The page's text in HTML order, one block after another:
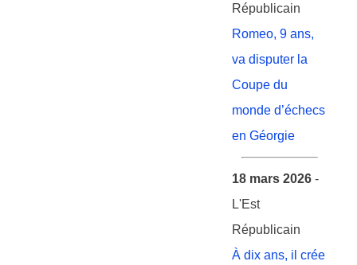
Républicain
Romeo, 9 ans,
va disputer la
Coupe du
monde d’échecs
en Géorgie
18 mars 2026-
L'Est
Républicain
À dix ans, il crée